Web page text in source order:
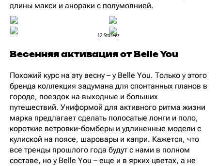
длины макси и анораки с полумолнией.
12 Storeez
Весенняя активация от Belle You
Похожий курс на эту весну – у Belle You. Только у этого
бренда коллекция задумана для спонтанных планов в
городе, поездок на выходные и больших
путешествий. Униформой для активного ритма жизни
марка предлагает сделать полосатые лонги и поло,
короткие ветровки-бомберы и удлиненные модели с
кулиской на поясе, шаровары и капри. Кажется, что
все тренды прошлого года будут с нами в полном
составе, но у Belle You – еще и в ярких цветах, а не